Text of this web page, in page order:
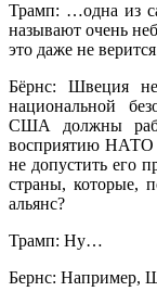
Трамп: …одна из
называют очень
это даже не
Бёрнс: Швеция
национальной
США должны
восприятию НАТО
не допустить его
страны, которые,
альянс?
Трамп: Ну…
Бернс: Например,